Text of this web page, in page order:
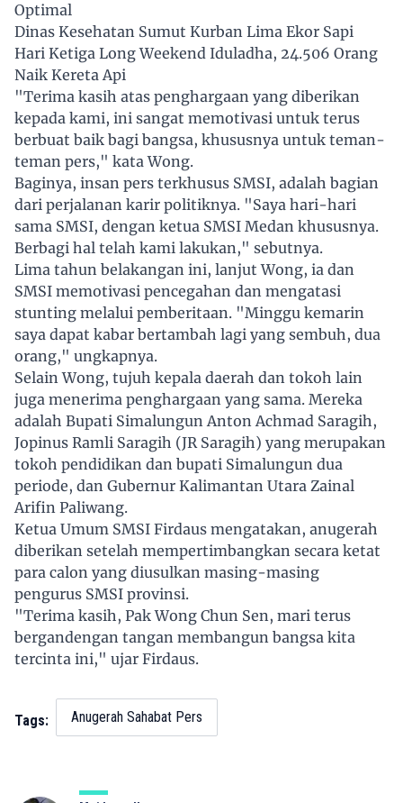
Optimal
Dinas Kesehatan Sumut Kurban Lima Ekor Sapi
Hari Ketiga Long Weekend Iduladha, 24.506 Orang
Naik Kereta Api
"Terima kasih atas penghargaan yang diberikan
kepada kami, ini sangat memotivasi untuk terus
berbuat baik bagi bangsa, khususnya untuk teman-
teman pers," kata Wong.
Baginya, insan pers terkhusus SMSI, adalah bagian
dari perjalanan karir politiknya. "Saya hari-hari
sama SMSI, dengan ketua SMSI Medan khususnya.
Berbagi hal telah kami lakukan," sebutnya.
Lima tahun belakangan ini, lanjut Wong, ia dan
SMSI memotivasi pencegahan dan mengatasi
stunting melalui pemberitaan. "Minggu kemarin
saya dapat kabar bertambah lagi yang sembuh, dua
orang," ungkapnya.
Selain Wong, tujuh kepala daerah dan tokoh lain
juga menerima penghargaan yang sama. Mereka
adalah Bupati Simalungun Anton Achmad Saragih,
Jopinus Ramli Saragih (JR Saragih) yang merupakan
tokoh pendidikan dan bupati Simalungun dua
periode, dan Gubernur Kalimantan Utara Zainal
Arifin Paliwang.
Ketua Umum SMSI Firdaus mengatakan, anugerah
diberikan setelah mempertimbangkan secara ketat
para calon yang diusulkan masing-masing
pengurus SMSI provinsi.
"Terima kasih, Pak Wong Chun Sen, mari terus
bergandengan tangan membangun bangsa kita
tercinta ini," ujar Firdaus.
Tags: Anugerah Sahabat Pers